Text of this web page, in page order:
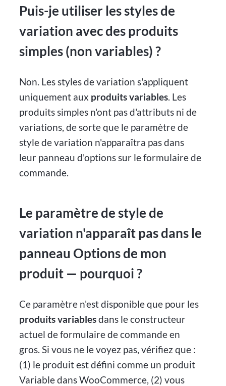
Puis-je utiliser les styles de
variation avec des produits
simples (non variables) ?
Non. Les styles de variation s'appliquent
uniquement aux produits variables. Les
produits simples n'ont pas d'attributs ni de
variations, de sorte que le paramètre de
style de variation n'apparaîtra pas dans
leur panneau d'options sur le formulaire de
commande.
Le paramètre de style de
variation n'apparaît pas dans le
panneau Options de mon
produit — pourquoi ?
Ce paramètre n'est disponible que pour les
produits variablesdans le constructeur
actuel de formulaire de commande en
gros. Si vous ne le voyez pas, vérifiez que :
(1) le produit est défini comme un produit
Variable dans WooCommerce, (2) vous